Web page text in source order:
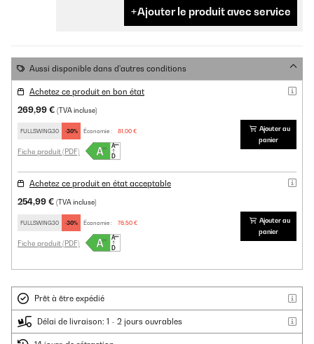
Ajouter le produit avec service
Aussi disponible dans d'autres conditions
Achetez ce produit en bon état
269,99 € (TVA incluse)
FULLSWING30 -30% Économie : 81,00 €
Fiche produit (PDF)
Ajouter au
panier
Achetez ce produit en état acceptable
254,99 € (TVA incluse)
FULLSWING30 -30% Économie : 76,50 €
Fiche produit (PDF)
Ajouter au
panier
Prêt à être expédié
Délai de livraison: 1 - 2 jours ouvrables